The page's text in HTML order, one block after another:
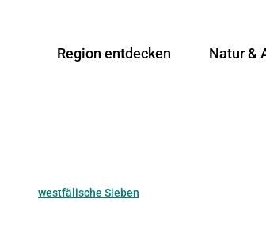
Region entdecken Natur &
westfälische Sieben